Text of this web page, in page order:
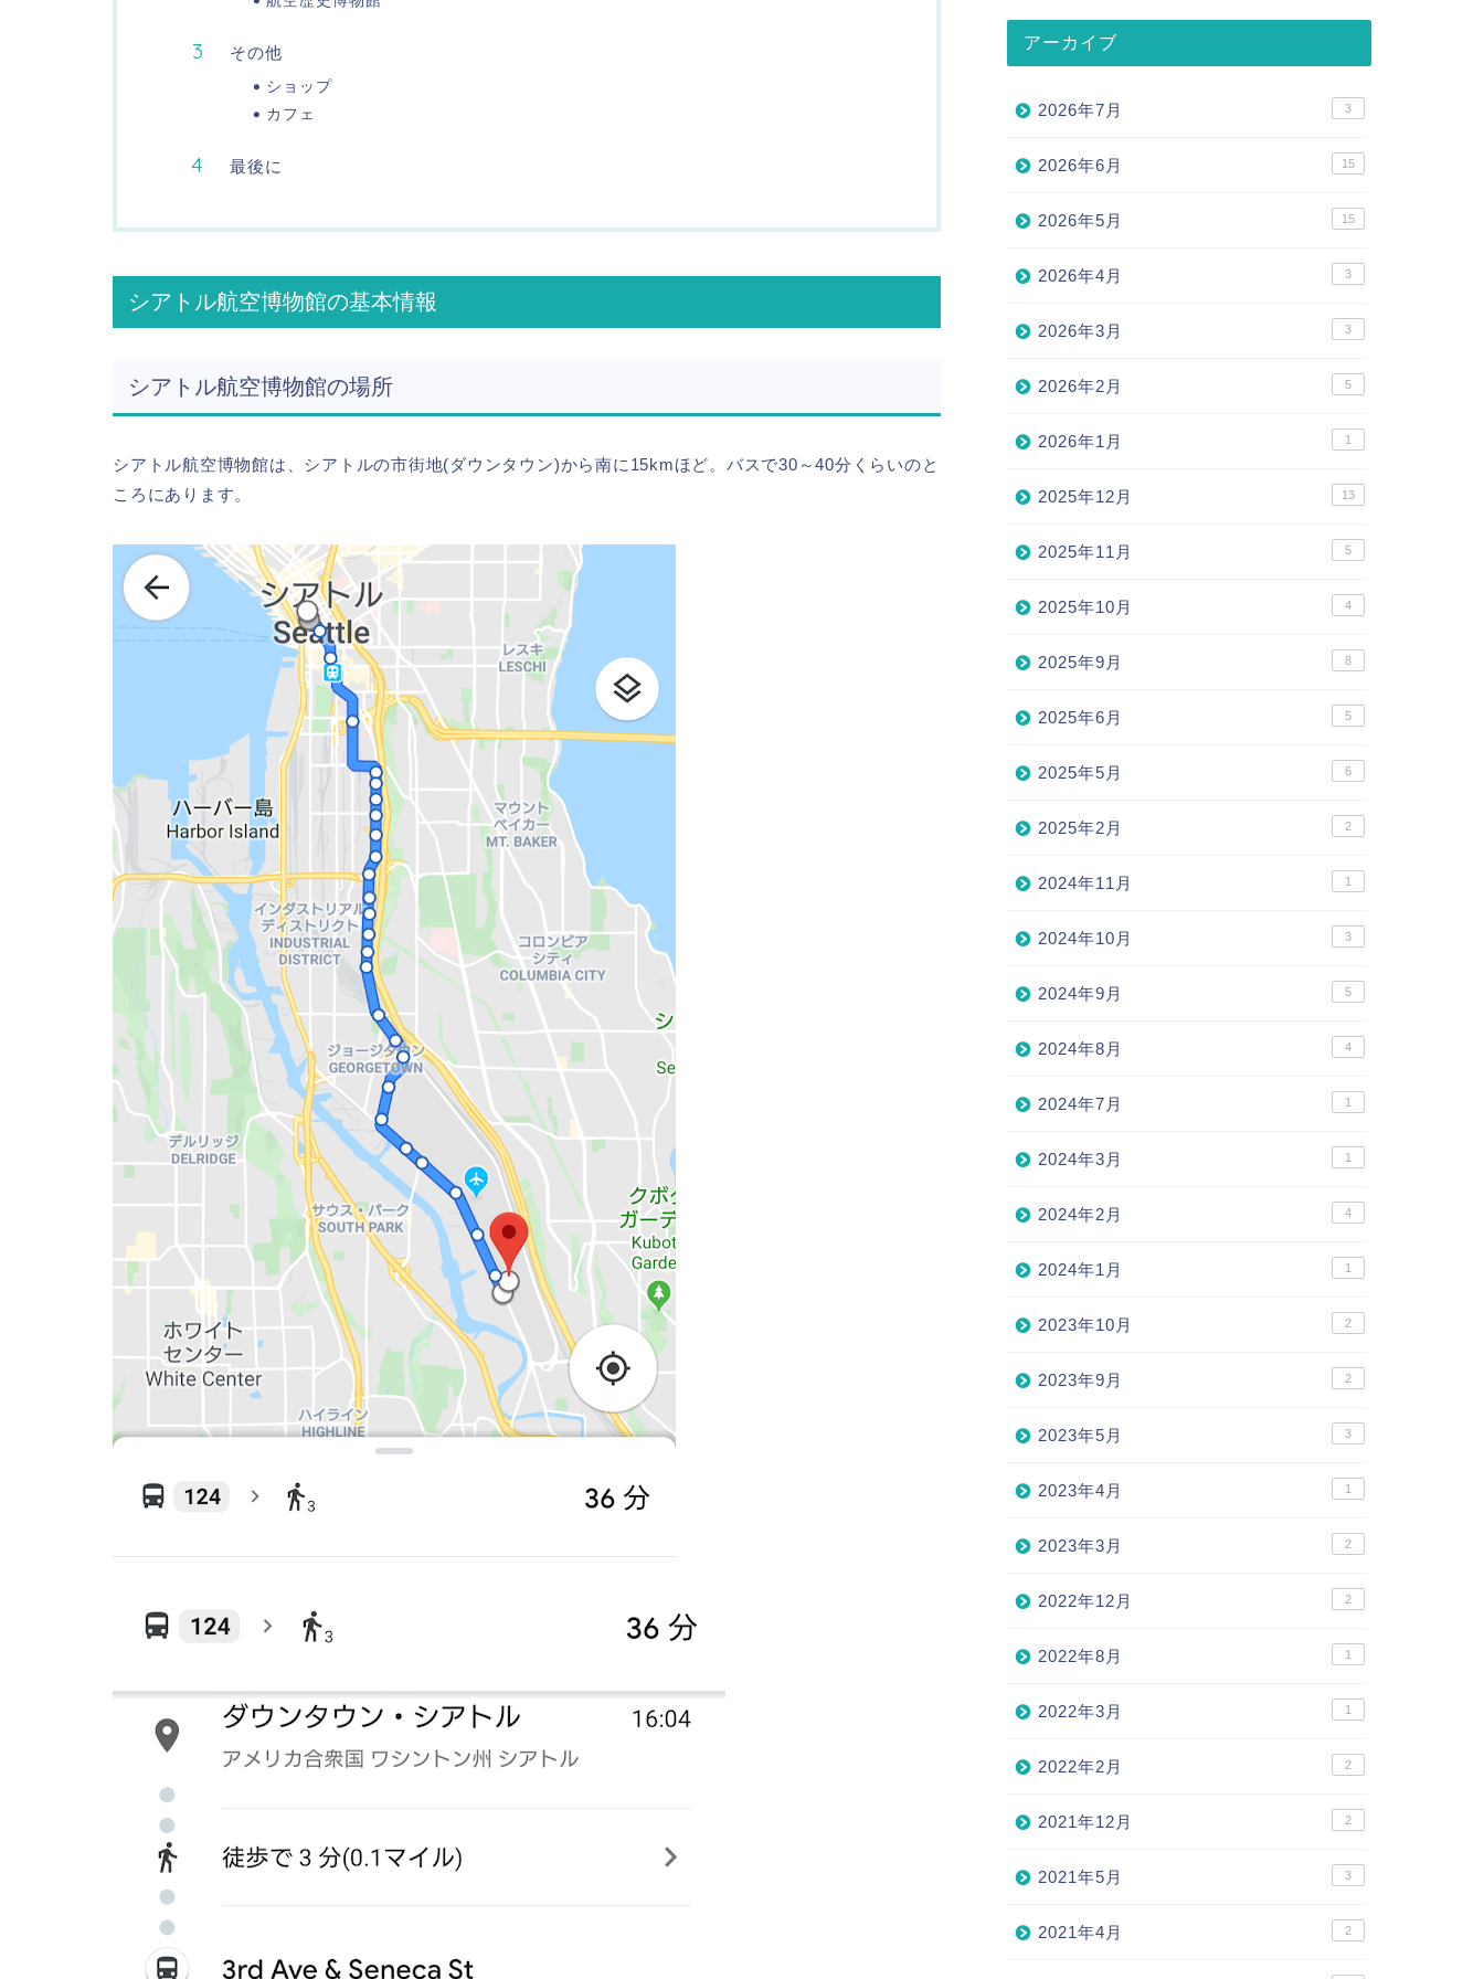
その他
ショップ
カフェ
最後に
シアトル航空博物館の基本情報
シアトル航空博物館の場所
シアトル航空博物館は、シアトルの市街地(ダウンタウン)から南に15kmほど。バスで30～40分くらいのと
ころにあります。
アーカイブ
2026年7月 3
2026年6月 15
2026年5月 15
2026年4月 3
2026年3月 3
2026年2月 5
2026年1月 1
2025年12月 13
2025年11月 5
2025年10月 4
2025年9月 8
2025年6月 5
2025年5月 6
2025年2月 2
2024年11月 1
2024年10月 3
2024年9月 5
2024年8月 4
2024年7月 1
2024年3月 1
2024年2月 4
2024年1月 1
2023年10月 2
2023年9月 2
2023年5月 3
2023年4月 1
2023年3月 2
2022年12月 2
2022年8月 1
2022年3月 1
2022年2月 2
2021年12月 2
2021年5月 3
2021年4月 2